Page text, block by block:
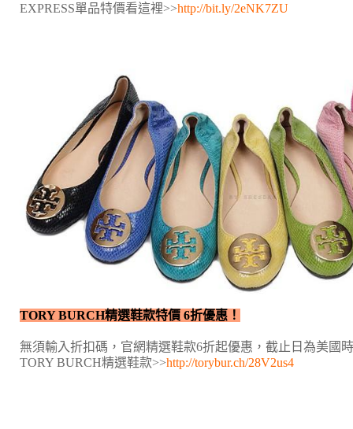
EXPRESS單品特價看這裡>>http://bit.ly/2eNK7ZU
TORY BURCH精選鞋款特價 6折優惠！
無須輸入折扣碼，官網精選鞋款6折起優惠，截止日為美國
TORY BURCH精選鞋款>>http://torybur.ch/28V2us4